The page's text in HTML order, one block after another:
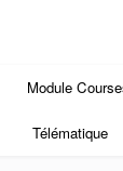
Module
Télématique